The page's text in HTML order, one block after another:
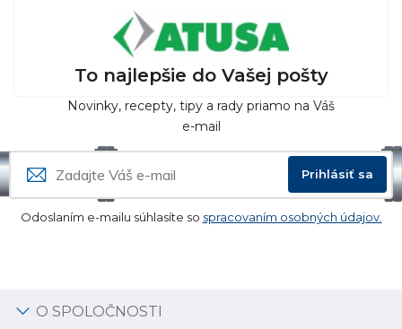
To najlepšie do Vašej pošty
Novinky, recepty, tipy a rady priamo na Váš
e-mail
Prihlásiť sa
Odoslaním e-mailu súhlasíte so spracovaním osobných údajov.
O SPOLOČNOSTI